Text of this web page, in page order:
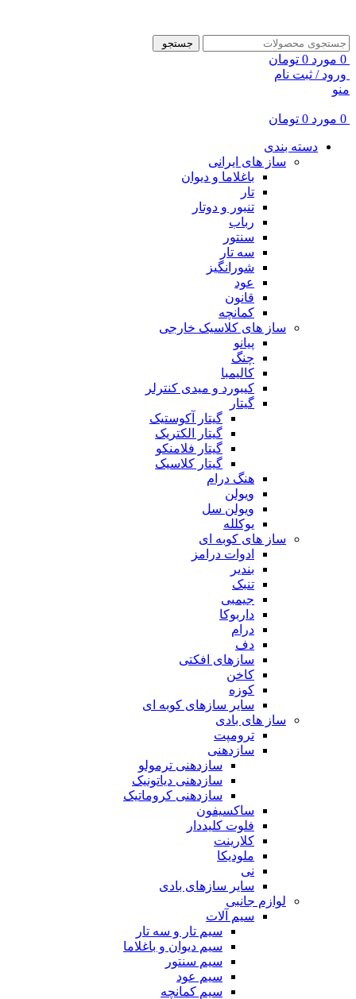
جستجو
0 مورد 0 تومان
ورود / ثبت نام
منو
0 مورد 0 تومان
دسته بندی
ساز های ایرانی
باغلاما و دیوان
تار
تنبور و دوتار
رباب
سنتور
سه تار
شورانگیز
عود
قانون
کمانچه
ساز های کلاسیک خارجی
پیانو
چنگ
کالیمبا
کیبورد و میدی کنترلر
گیتار
گیتار آکوستیک
گیتار الکتریک
گیتار فلامنکو
گیتار کلاسیک
هنگ درام
ویولن
ویولن سل
یوکلله
ساز های کوبه ای
ادوات درامز
بندیر
تنبک
جیمبی
داربوکا
درام
دف
سازهای افکتی
کاخن
کوزه
سایر سازهای کوبه ای
ساز های بادی
ترومپت
سازدهنی
سازدهنی ترمولو
سازدهنی دیاتونیک
سازدهنی کروماتیک
ساکسیفون
فلوت کلیددار
کلارینت
ملودیکا
نی
سایر سازهای بادی
لوازم جانبی
سیم آلات
سیم تار و سه تار
سیم دیوان و باغلاما
سیم سنتور
سیم عود
سیم کمانچه